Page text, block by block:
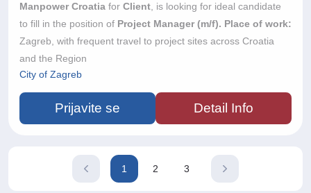
uključivati doprinos tehničkom smjeru razvoja platforme,
primjenu najboljih razvojnih praksi te dijeljenje znanja unutar
razvojnog tima.Ako ste strastveni u stvaranju kvalitetnog
softvera, uživate u rješavanju kompleksnih tehničkih izazova i
Manpower Croatia for Client , is looking for ideal candidate
to fill in the position of Project Manager (m/f). Place of work:
Zagreb, with frequent travel to project sites across Croatia
and the Region
City of Zagreb
Prijavite se Detail Info
Current
1
2
3